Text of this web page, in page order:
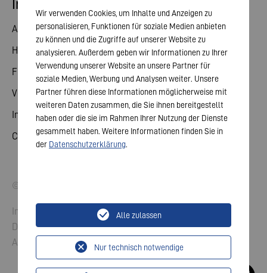
Investor Relations
Aktie
Hauptversammlung
Finanzkalender
Veröffentlichungen
Investorenkontakt
Corporate Governance
© 2026 VARTA AG. Alle Rechte vorbehalten.
Impressum
Datenschutz
AGB
Wir verwenden Cookies, um Inhalte und Anzeigen zu
personalisieren, Funktionen für soziale Medien anbieten
zu können und die Zugriffe auf unserer Website zu
analysieren. Außerdem geben wir Informationen zu Ihrer
Verwendung unserer Website an unsere Partner für
soziale Medien, Werbung und Analysen weiter. Unsere
Partner führen diese Informationen möglicherweise mit
weiteren Daten zusammen, die Sie ihnen bereitgestellt
haben oder die sie im Rahmen Ihrer Nutzung der Dienste
gesammelt haben. Weitere Informationen finden Sie in
der Datenschutzerklärung.
Nur technisch notwendige
Alle zulassen